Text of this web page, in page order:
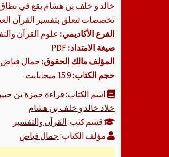
خالد و خلف بن هشام يقع في نطاق
تخصصات تتعلق بتفسير القرآن
الفرع الأكاديمي: علوم القرآن
صيغة الامتداد:
المؤلف مالك الحقوق: جمال فياض
حجم الكتاب:15.9 ميجابايت
اسم الكتاب:قراءة حمزة بن
خلاد خالد و خلف بن هشام
قسم كتب:القرآن والتفسير
مؤلف الكتاب:جمال فياض